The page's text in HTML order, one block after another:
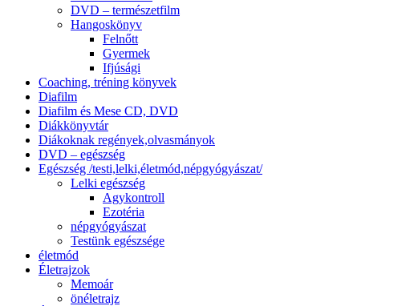
DVD – természetfilm
Hangoskönyv
Felnőtt
Gyermek
Ifjúsági
Coaching, tréning könyvek
Diafilm
Diafilm és Mese CD, DVD
Diákkönyvtár
Diákoknak regények,olvasmányok
DVD – egészség
Egészség /testi,lelki,életmód,népgyógyászat/
Lelki egészség
Agykontroll
Ezotéria
népgyógyászat
Testünk egészsége
életmód
Életrajzok
Memoár
önéletrajz